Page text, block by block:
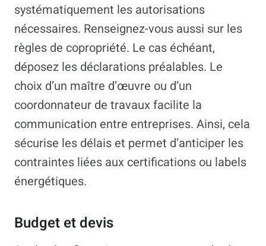
systématiquement les autorisations
nécessaires. Renseignez-vous aussi sur les
règles de copropriété. Le cas échéant,
déposez les déclarations préalables. Le
choix d’un maître d’œuvre ou d’un
coordonnateur de travaux facilite la
communication entre entreprises. Ainsi, cela
sécurise les délais et permet d’anticiper les
contraintes liées aux certifications ou labels
énergétiques.
Budget et devis